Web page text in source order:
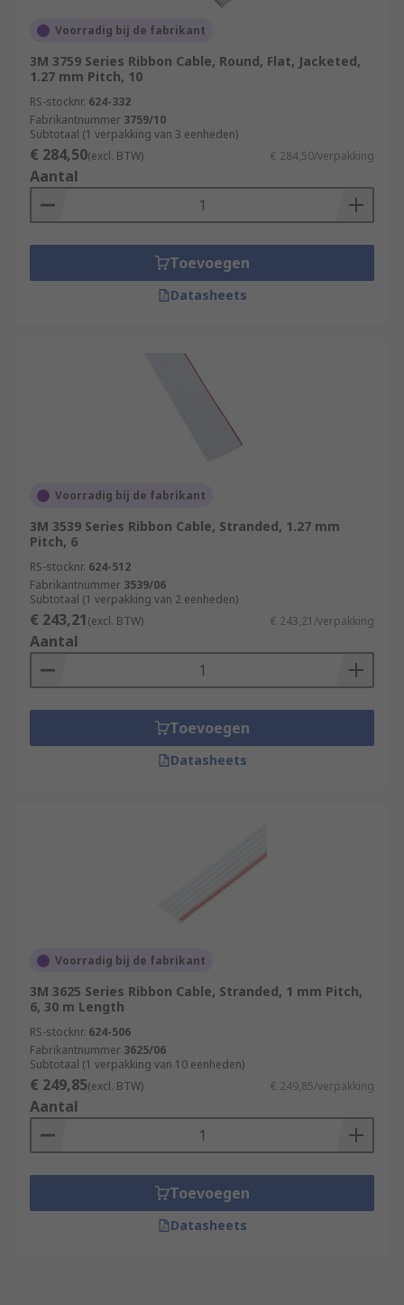
Voorradig bij de fabrikant
3M 3759 Series Ribbon Cable, Round, Flat, Jacketed,
1.27 mm Pitch, 10
RS-stocknr. 624-332
Fabrikantnummer 3759/10
Subtotaal (1 verpakking van 3 eenheden)
€ 284,50(excl. BTW) € 284,50/verpakking
Aantal
Toevoegen
Datasheets
Voorradig bij de fabrikant
3M 3539 Series Ribbon Cable, Stranded, 1.27 mm
Pitch, 6
RS-stocknr. 624-512
Fabrikantnummer 3539/06
Subtotaal (1 verpakking van 2 eenheden)
€ 243,21(excl. BTW) € 243,21/verpakking
Aantal
Toevoegen
Datasheets
Voorradig bij de fabrikant
3M 3625 Series Ribbon Cable, Stranded, 1 mm Pitch,
6, 30 m Length
RS-stocknr. 624-506
Fabrikantnummer 3625/06
Subtotaal (1 verpakking van 10 eenheden)
€ 249,85(excl. BTW) € 249,85/verpakking
Aantal
Toevoegen
Datasheets